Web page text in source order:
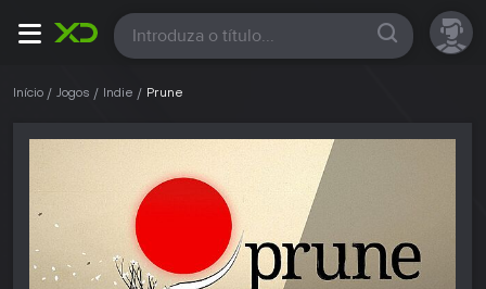
Todas
Início Jogos Indie Prune